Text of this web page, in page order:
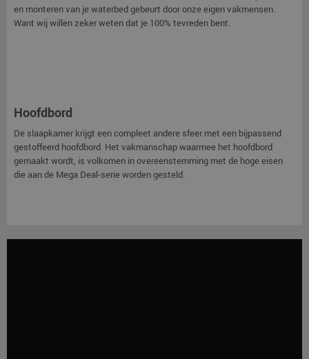
en monteren van je waterbed gebeurt door onze eigen vakmensen.
Want wij willen zeker weten dat je 100% tevreden bent.
Hoofdbord
De slaapkamer krijgt een compleet andere sfeer met een bijpassend
gestoffeerd hoofdbord. Het vakmanschap waarmee het hoofdbord
gemaakt wordt, is volkomen in overeenstemming met de hoge eisen
die aan de Mega Deal-serie worden gesteld.